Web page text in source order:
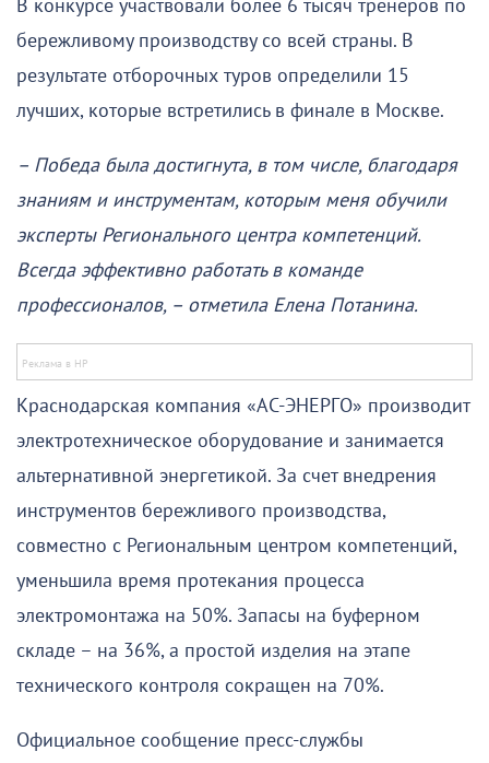
В конкурсе участвовали более 6 тысяч тренеров по
бережливому производству со всей страны. В
результате отборочных туров определили 15
лучших, которые встретились в финале в Москве.
– Победа была достигнута, в том числе, благодаря
знаниям и инструментам, которым меня обучили
эксперты Регионального центра компетенций.
Всегда эффективно работать в команде
профессионалов, – отметила Елена Потанина.
Краснодарская компания «АС-ЭНЕРГО» производит
электротехническое оборудование и занимается
альтернативной энергетикой. За счет внедрения
инструментов бережливого производства,
совместно с Региональным центром компетенций,
уменьшила время протекания процесса
электромонтажа на 50%. Запасы на буферном
складе – на 36%, а простой изделия на этапе
технического контроля сокращен на 70%.
Официальное сообщение пресс-службы